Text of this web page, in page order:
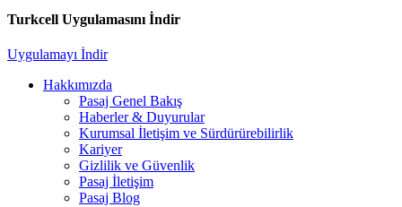
Turkcell Uygulamasını İndir
Uygulamayı İndir
Hakkımızda
Pasaj Genel Bakış
Haberler & Duyurular
Kurumsal İletişim ve Sürdürürebilirlik
Kariyer
Gizlilik ve Güvenlik
Pasaj İletişim
Pasaj Blog